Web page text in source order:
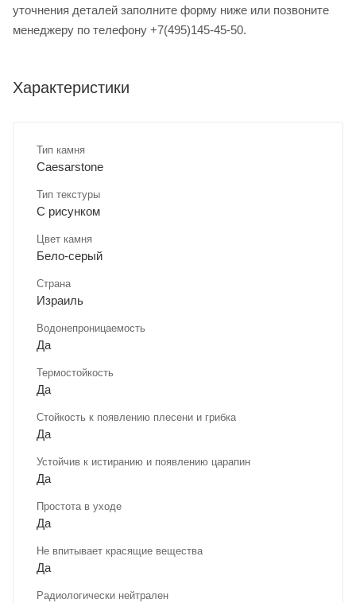
уточнения деталей заполните форму ниже или позвоните
менеджеру по телефону +7(495)145-45-50.
Характеристики
Тип камня
Caesarstone
Тип текстуры
С рисунком
Цвет камня
Бело-серый
Страна
Израиль
Водонепроницаемость
Да
Термостойкость
Да
Стойкость к появлению плесени и грибка
Да
Устойчив к истиранию и появлению царапин
Да
Простота в уходе
Да
Не впитывает красящие вещества
Да
Радиологически нейтрален